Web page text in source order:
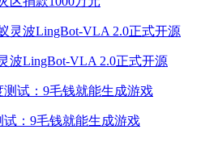
波LingBot-VLA 2.0正式开源
试：9毛钱就能生成游戏